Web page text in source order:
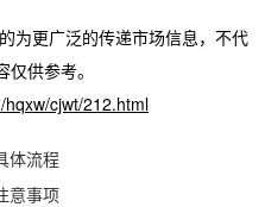
为更广泛的传递市场信息，不代
供参考。
cjwt/212.html
体流程
意事项